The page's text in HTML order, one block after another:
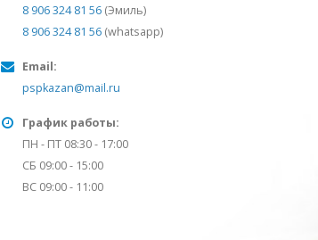
8 906 324 81 56 (Эмиль)
8 906 324 81 56 (whatsapp)
Email:
pspkazan@mail.ru
График работы:
ПН - ПТ 08:30 - 17:00
СБ 09:00 - 15:00
ВС 09:00 - 11:00